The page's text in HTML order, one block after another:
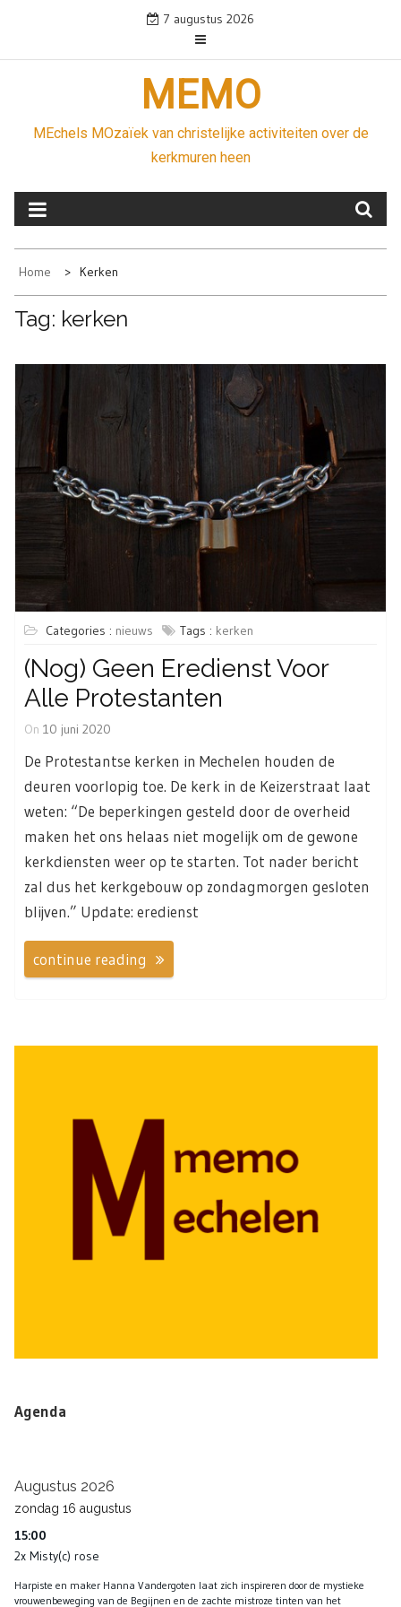
7 augustus 2026
MEMO
MEchels MOzaïek van christelijke activiteiten over de
kerkmuren heen
Home Kerken
Tag: kerken
Categories : nieuws Tags : kerken
(nog) Geen Eredienst Voor
Alle Protestanten
On 10 juni 2020
De Protestantse kerken in Mechelen houden de
deuren voorlopig toe. De kerk in de Keizerstraat laat
weten: “De beperkingen gesteld door de overheid
maken het ons helaas niet mogelijk om de gewone
kerkdiensten weer op te starten. Tot nader bericht
zal dus het kerkgebouw op zondagmorgen gesloten
blijven.” Update: eredienst
continue reading
Agenda
Augustus 2026
zondag 16 augustus
15:00
2x Misty(c) rose
Harpiste en maker Hanna Vandergoten laat zich inspireren door de mystieke
vrouwenbeweging van de Begijnen en de zachte mistroze tinten van het